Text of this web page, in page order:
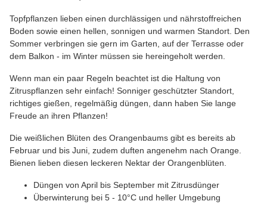
Topfpflanzen lieben einen durchlässigen und nährstoffreichen
Boden sowie einen hellen, sonnigen und warmen Standort. Den
Sommer verbringen sie gern im Garten, auf der Terrasse oder
dem Balkon - im Winter müssen sie hereingeholt werden.
Wenn man ein paar Regeln beachtet ist die Haltung von
Zitruspflanzen sehr einfach! Sonniger geschützter Standort,
richtiges gießen, regelmäßig düngen, dann haben Sie lange
Freude an ihren Pflanzen!
Die weißlichen Blüten des Orangenbaums gibt es bereits ab
Februar und bis Juni, zudem duften angenehm nach Orange.
Bienen lieben diesen leckeren Nektar der Orangenblüten.
Düngen von April bis September mit Zitrusdünger
Überwinterung bei 5 - 10°C und heller Umgebung